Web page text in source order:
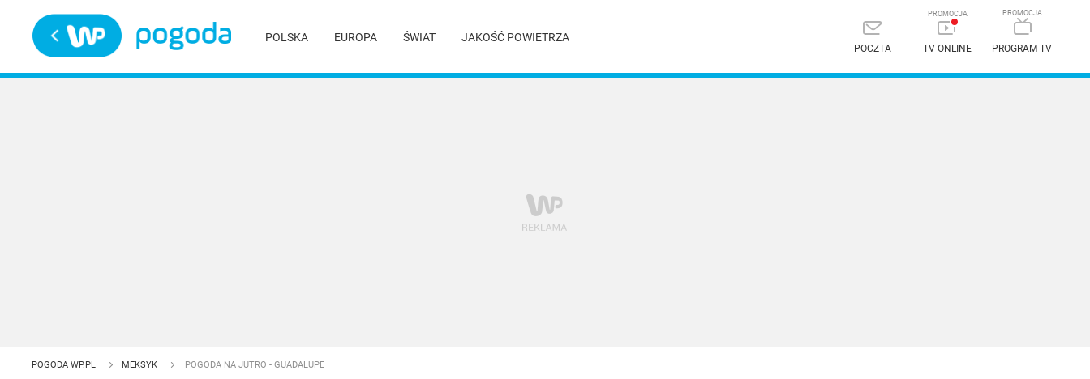
POLSKA EUROPA ŚWIAT JAKOŚĆ POWIETRZA
POCZTA TV ONLINE PROGRAM TV
POGODA WP.PL MEKSYK POGODA NA JUTRO - GUADALUPE